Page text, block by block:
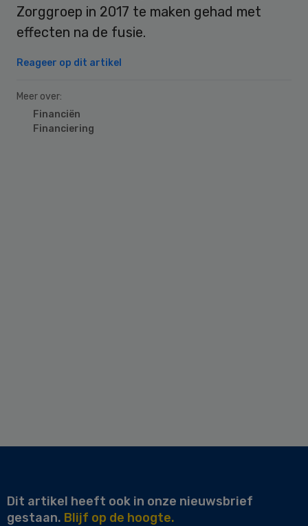
Zorggroep in 2017 te maken gehad met
effecten na de fusie.
Reageer op dit artikel
Meer over:
Financiën
Financiering
Dit artikel heeft ook in onze nieuwsbrief
gestaan. Blijf op de hoogte.